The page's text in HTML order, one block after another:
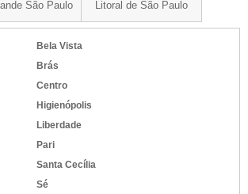
São Paulo Litoral de São Paulo
Bela Vista
Brás
Centro
Higienópolis
Liberdade
Pari
Santa Cecília
Sé